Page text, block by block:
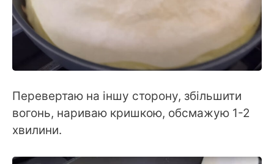
Перевертаю на іншу сторону, збільшити
вогонь, нариваю кришкою, обсмажую 1-2
хвилини.